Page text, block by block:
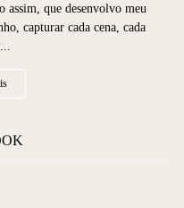
assim, que desenvolvo meu
capturar cada cena, cada